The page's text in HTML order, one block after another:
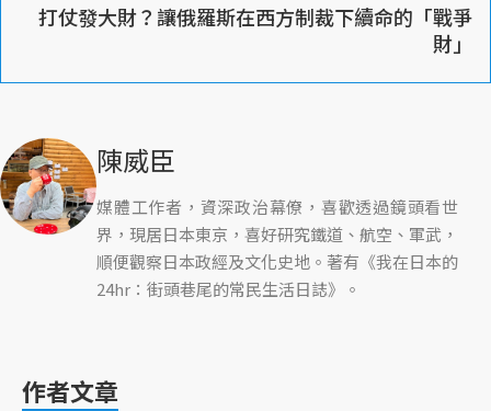
打仗發大財？讓俄羅斯在西方制裁下續命的「戰爭
財」
陳威臣
媒體工作者，資深政治幕僚，喜歡透過鏡頭看世
界，現居日本東京，喜好研究鐵道、航空、軍武，
順便觀察日本政經及文化史地。著有《我在日本的
24hr：街頭巷尾的常民生活日誌》。
作者文章